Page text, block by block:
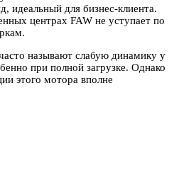
идеальный для бизнес-клиента.
центрах FAW не уступает по
называют слабую динамику у
при полной загрузке. Однако
этого мотора вполне